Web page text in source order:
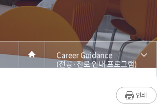
창업몰)
뷰티케어학과
바이오식품영양학부
생활체육학과
반려동물산업학과
연계전공
라이프복지상담학과
청
전공인정
우미
길
학생위원회
보건진료소
예비군연대
Career Guidance
(전공·진로 안내 프로그램)